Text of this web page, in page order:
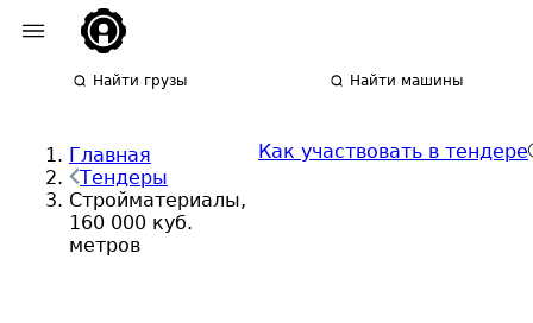
Найти грузы Найти машины
Главная
Тендеры
Стройматериалы,
160 000 куб.
метров
Как участвовать в тендере